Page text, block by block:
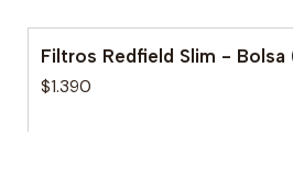
Filtros Redfield Slim -
$1.390